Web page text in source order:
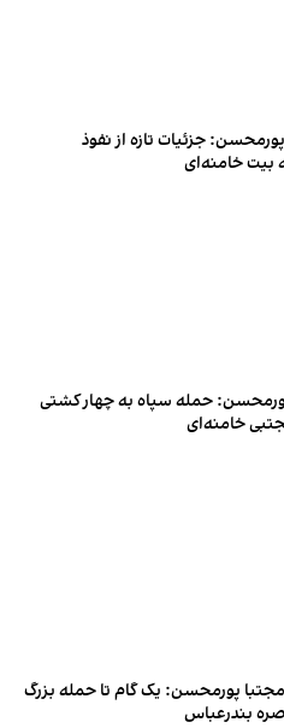
جزئیات تازه از نفوذ
بیت خامنه‌ای
حمله سپاه به چهار کشتی
خامنه‌ای
مجتبا پورمحسن: یک گام تا حمله بزرگ
بندرعباس